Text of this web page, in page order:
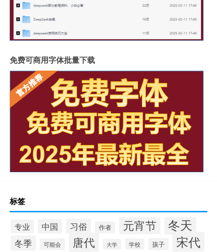
免费可商用字体批量下载
标签
专业 中国 习俗 作者 元宵节 冬天
冬季 可能会 唐代 大学 学校 孩子 宋代